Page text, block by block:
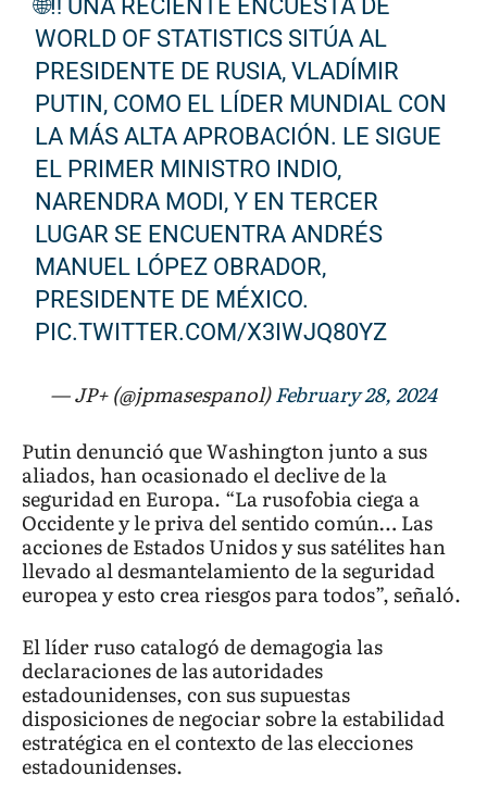
🌐‼️ UNA RECIENTE ENCUESTA DE
WORLD OF STATISTICS SITÚA AL
PRESIDENTE DE RUSIA, VLADÍMIR
PUTIN, COMO EL LÍDER MUNDIAL CON
LA MÁS ALTA APROBACIÓN. LE SIGUE
EL PRIMER MINISTRO INDIO,
NARENDRA MODI, Y EN TERCER
LUGAR SE ENCUENTRA ANDRÉS
MANUEL LÓPEZ OBRADOR,
PRESIDENTE DE MÉXICO.
PIC.TWITTER.COM/X3IWJQ80YZ
— JP+ (@jpmasespanol)February 28, 2024
Putin denunció que Washington junto a sus
aliados, han ocasionado el declive de la
seguridad en Europa. “La rusofobia ciega a
Occidente y le priva del sentido común… Las
acciones de Estados Unidos y sus satélites han
llevado al desmantelamiento de la seguridad
europea y esto crea riesgos para todos”, señaló.
El líder ruso catalogó de demagogia las
declaraciones de las autoridades
estadounidenses, con sus supuestas
disposiciones de negociar sobre la estabilidad
estratégica en el contexto de las elecciones
estadounidenses.